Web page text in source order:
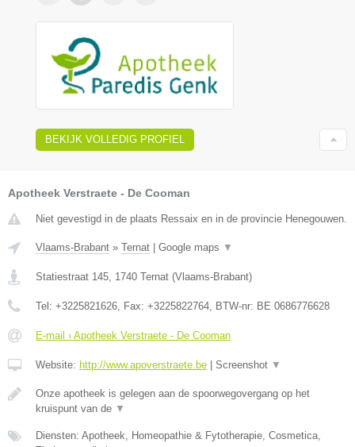
BEKIJK VOLLEDIG PROFIEL
Apotheek Verstraete - De Cooman
Niet gevestigd in de plaats Ressaix en in de provincie Henegouwen.
Vlaams-Brabant » Ternat Google maps ▼
Statiestraat 145, 1740 Ternat (Vlaams-Brabant)
Tel: +3225821626, Fax: +3225822764, BTW-nr: BE 0686776628
E-mail › Apotheek Verstraete - De Cooman
Website: http://www.apoverstraete.be Screenshot ▼
Onze apotheek is gelegen aan de spoorwegovergang op het
kruispunt van de ▼
Diensten: Apotheek, Homeopathie & Fytotherapie, Cosmetica,